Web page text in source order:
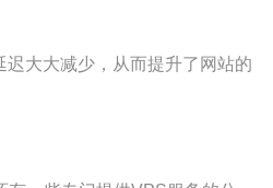
大大减少，从而提升了网站的